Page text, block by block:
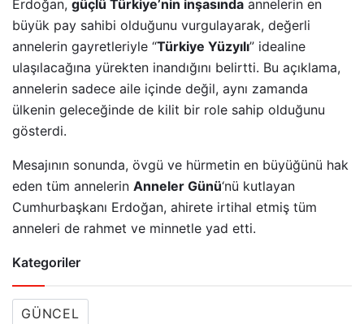
Erdoğan, güçlü Türkiye’nin inşasında annelerin en
büyük pay sahibi olduğunu vurgulayarak, değerli
annelerin gayretleriyle “Türkiye Yüzyılı” idealine
ulaşılacağına yürekten inandığını belirtti. Bu açıklama,
annelerin sadece aile içinde değil, aynı zamanda
ülkenin geleceğinde de kilit bir role sahip olduğunu
gösterdi.
Mesajının sonunda, övgü ve hürmetin en büyüğünü hak
eden tüm annelerin Anneler Günü‘nü kutlayan
Cumhurbaşkanı Erdoğan, ahirete irtihal etmiş tüm
anneleri de rahmet ve minnetle yad etti.
Kategoriler
GÜNCEL